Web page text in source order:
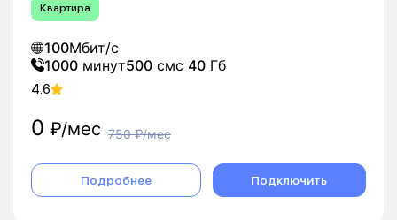
Квартира
100Мбит/с
1000 минут500 смс 40 Гб
4.6
0 ₽/мес 750₽/мес
Подробнее Подключить